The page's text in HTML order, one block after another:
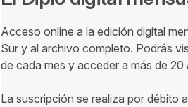
Acceso online a la edición digital
Sur y al archivo completo. Podrás
de cada mes y acceder a más de
La suscripción se realiza por débito